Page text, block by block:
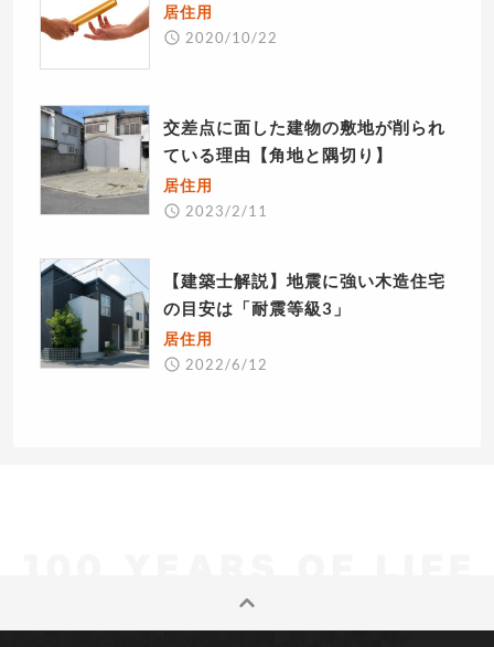
居住用
2020/10/22
交差点に面した建物の敷地が削られ
ている理由【角地と隅切り】
居住用
2023/2/11
【建築士解説】地震に強い木造住宅
の目安は「耐震等級3」
居住用
2022/6/12